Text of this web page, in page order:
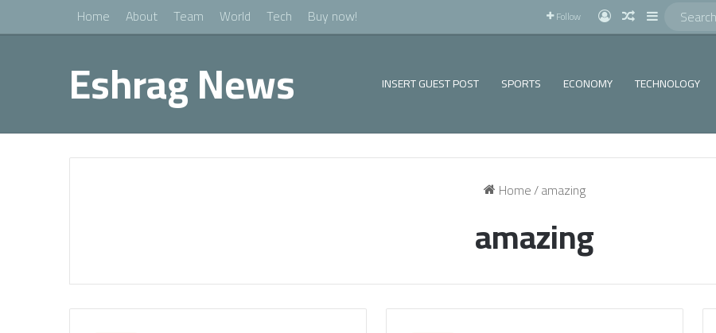
Home About Team World Tech Buy now! Follow Log InRandom Article
Sidebar
Eshrag News INSERT GUEST POST SPORTS ECONOMY TECHNOLOGY
Home/amazing
amazing